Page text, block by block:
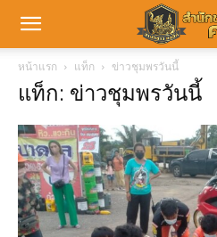
หน้าแรก แท็ก ข่าวชุมพรวันนี้
แท็ก: ข่าวชุมพรวันนี้